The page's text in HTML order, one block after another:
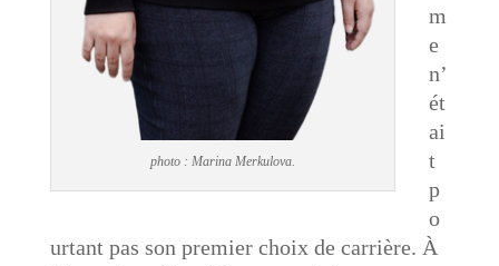
photo : Marina Merkulova.
m
e
n’
ét
ai
t
p
o
urtant pas son premier choix de carrière. À